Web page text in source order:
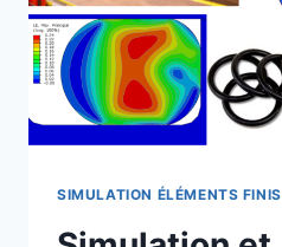
SIMULATION ÉLÉMENTS FINIS